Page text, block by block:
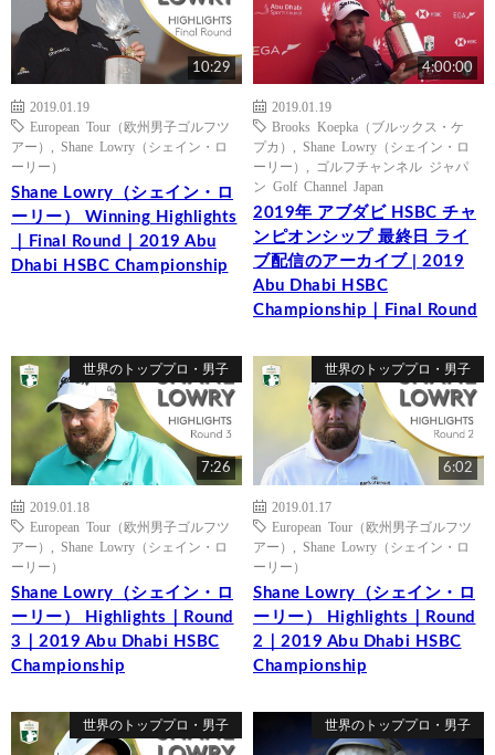
10:29
2019.01.19
European Tour（欧州男子ゴルフツ
アー）
Shane Lowry（シェイン・ロ
ーリー）
Shane Lowry（シェイン・ロ
ーリー） Winning Highlights
｜Final Round｜2019 Abu
Dhabi HSBC Championship
4:00:00
2019.01.19
Brooks Koepka（ブルックス・ケ
プカ）
Shane Lowry（シェイン・ロ
ーリー）
ゴルフチャンネル ジャパ
ン Golf Channel Japan
2019年 アブダビ HSBC チャ
ンピオンシップ 最終日 ライ
ブ配信のアーカイブ | 2019
Abu Dhabi HSBC
Championship｜Final Round
世界のトッププロ・男子
7:26
2019.01.18
European Tour（欧州男子ゴルフツ
アー）
Shane Lowry（シェイン・ロ
ーリー）
Shane Lowry（シェイン・ロ
ーリー） Highlights｜Round
3｜2019 Abu Dhabi HSBC
Championship
世界のトッププロ・男子
6:02
2019.01.17
European Tour（欧州男子ゴルフツ
アー）
Shane Lowry（シェイン・ロ
ーリー）
Shane Lowry（シェイン・ロ
ーリー） Highlights｜Round
2｜2019 Abu Dhabi HSBC
Championship
世界のトッププロ・男子 世界のトッププロ・男子